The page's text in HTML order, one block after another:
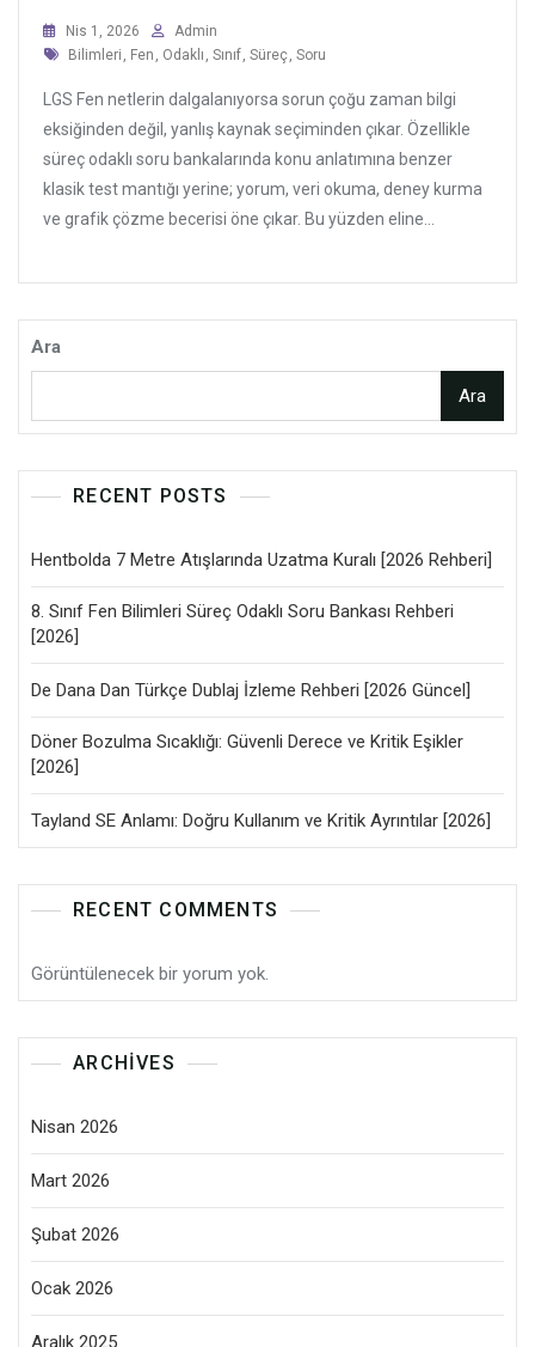
Nis 1, 2026
Admin
Tags
Bilimleri , Fen , Odaklı , Sınıf, Süreç , Soru
LGS Fen netlerin dalgalanıyorsa sorun çoğu zaman bilgi
eksiğinden değil, yanlış kaynak seçiminden çıkar. Özellikle
süreç odaklı soru bankalarında konu anlatımına benzer
klasik test mantığı yerine; yorum, veri okuma, deney kurma
ve grafik çözme becerisi öne çıkar. Bu yüzden eline...
Ara
Ara
RECENT POSTS
Hentbolda 7 Metre Atışlarında Uzatma Kuralı [2026 Rehberi]
8. Sınıf Fen Bilimleri Süreç Odaklı Soru Bankası Rehberi
[2026]
De Dana Dan Türkçe Dublaj İzleme Rehberi [2026 Güncel]
Döner Bozulma Sıcaklığı: Güvenli Derece ve Kritik Eşikler
[2026]
Tayland SE Anlamı: Doğru Kullanım ve Kritik Ayrıntılar [2026]
RECENT COMMENTS
Görüntülenecek bir yorum yok.
ARCHIVES
Nisan 2026
Mart 2026
Şubat 2026
Ocak 2026
Aralık 2025